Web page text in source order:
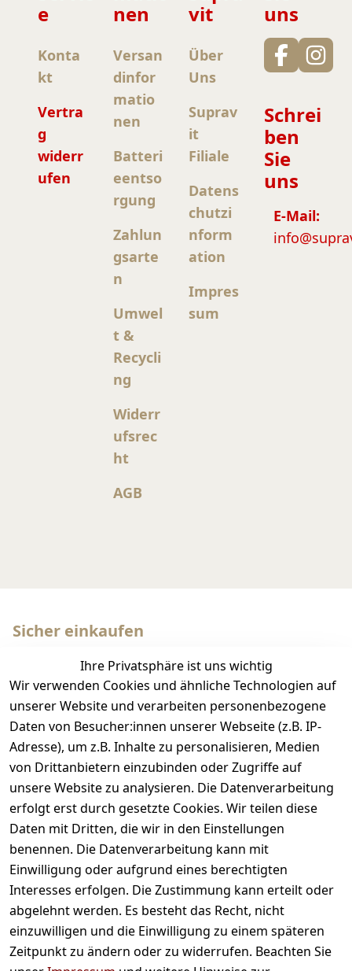
Ihre Privatsphäre ist uns wichtig
Wir verwenden Cookies und ähnliche Technologien auf
unserer Website und verarbeiten personenbezogene
Daten von Besucher:innen unserer Webseite (z.B. IP-
Adresse), um z.B. Inhalte zu personalisieren, Medien
von Drittanbietern einzubinden oder Zugriffe auf
unsere Website zu analysieren. Die Datenverarbeitung
erfolgt erst durch gesetzte Cookies. Wir teilen diese
Daten mit Dritten, die wir in den Einstellungen
benennen. Die Datenverarbeitung kann mit
Einwilligung oder aufgrund eines berechtigten
Interesses erfolgen. Die Zustimmung kann erteilt oder
abgelehnt werden. Es besteht das Recht, nicht
einzuwilligen und die Einwilligung zu einem späteren
Zeitpunkt zu ändern oder zu widerrufen. Beachten Sie
e
Konta
kt
Vertra
g
widerr
ufen
nen
Versan
dinfor
matio
nen
Batteri
eentso
rgung
Zahlun
gsarte
n
Umwel
t &
Recycli
ng
Widerr
ufsrec
ht
AGB
vit
Über
Uns
Suprav
it
Filiale
Datens
chutzi
nform
ation
Impres
sum
uns
Schrei
ben
Sie
uns
E-Mail:
Sicher einkaufen
Wir versenden mit
Bequem und sicher bezahlen